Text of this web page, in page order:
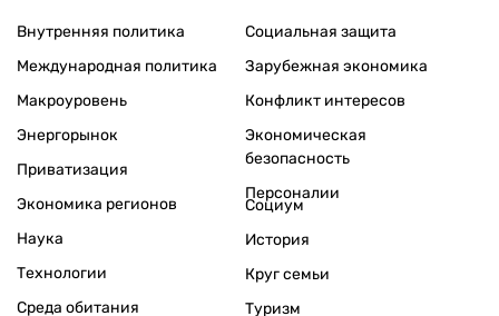
Внутренняя политика
Международная политика
Макроуровень
Энергорынок
Приватизация
Экономика регионов
Социальная защита
Зарубежная экономика
Конфликт интересов
Экономическая
безопасность
Персоналии
Наука
Технологии
Среда обитания
Социум
История
Круг семьи
Туризм